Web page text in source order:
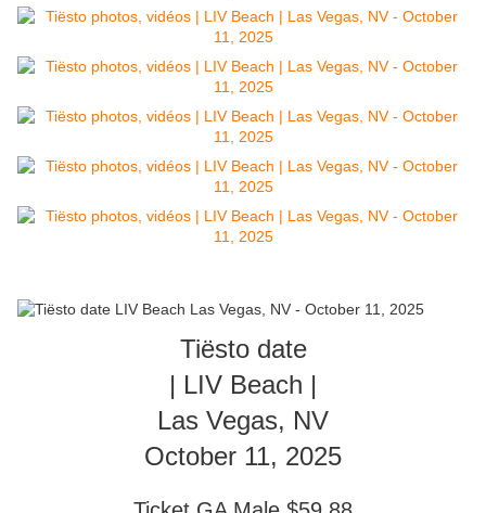
Tiësto date
| LIV Beach |
Las Vegas, NV
October 11, 2025